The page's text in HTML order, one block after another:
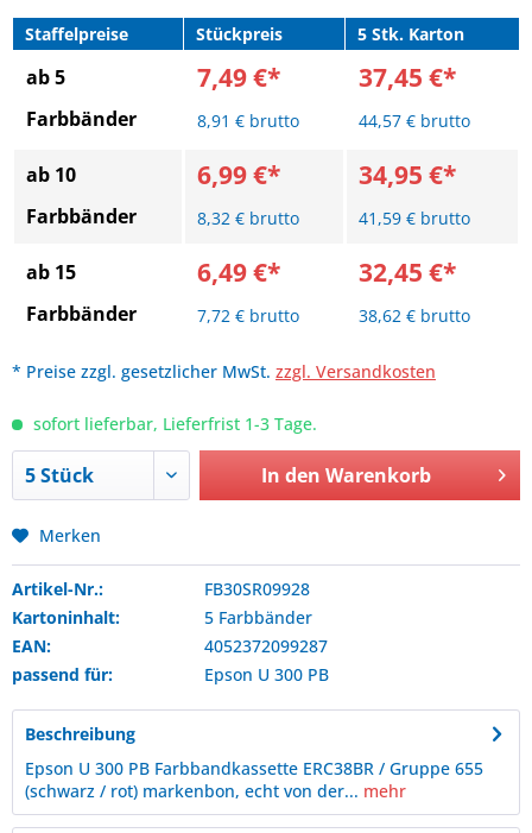
Staffelpreise Stückpreis 5 Stk. Karton
ab 5
Farbbänder
7,49 €*
8,91 € brutto
37,45 €*
44,57 € brutto
ab 10
Farbbänder
6,99 €*
8,32 € brutto
34,95 €*
41,59 € brutto
ab 15
Farbbänder
6,49 €*
7,72 € brutto
32,45 €*
38,62 € brutto
* Preise zzgl. gesetzlicher MwSt. zzgl. Versandkosten
sofort lieferbar, Lieferfrist 1-3 Tage.
In den Warenkorb
Merken
Artikel-Nr.:
FB30SR09928
Kartoninhalt:
5 Farbbänder
EAN:
4052372099287
passend für:
Epson U 300 PB
Beschreibung
Epson U 300 PB Farbbandkassette ERC38BR / Gruppe 655
(schwarz / rot) markenbon, echt von der... mehr